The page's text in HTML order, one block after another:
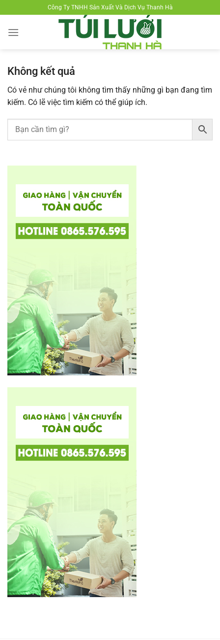
đến
nội
Công Ty TNHH Sản Xuất Và Dịch Vụ Thanh Hà
Không kết quả
Có vẻ như chúng tôi không tìm thấy những gì bạn đang tìm
kiếm. Có lẽ việc tìm kiếm có thể giúp ích.